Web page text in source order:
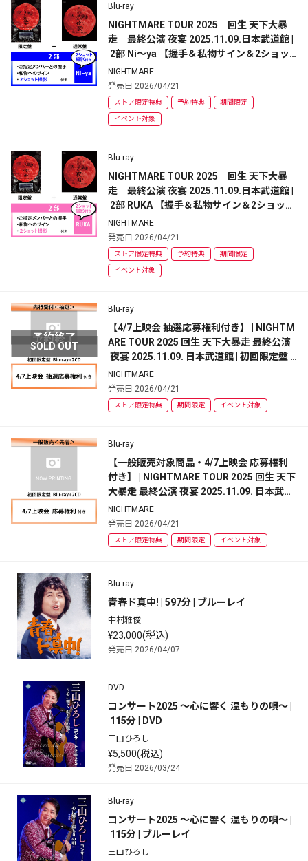
Blu-ray
NIGHTMARE TOUR 2025　回生 天下大暴
走　最終公演 夜宴 2025.11.09.日本武道館 |
2部 Ni～ya 【握手＆私物サイン＆2ショッ
ト撮影】イベント参加券付 | 初回限定盤+通
常盤
NIGHTMARE
発売日 2026/04/21
ストア限定特典 予約特典 期間限定
イベント対象
Blu-ray
NIGHTMARE TOUR 2025　回生 天下大暴
走　最終公演 夜宴 2025.11.09.日本武道館 |
2部 RUKA 【握手＆私物サイン＆2ショット
撮影】イベント参加券付 | 初回限定盤+通常
盤
NIGHTMARE
発売日 2026/04/21
ストア限定特典 予約特典 期間限定
イベント対象
SOLD OUT
Blu-ray
【4/7上映会 抽選応募権利付き】 | NIGHTM
ARE TOUR 2025 回生 天下大暴走 最終公演
夜宴 2025.11.09. 日本武道館 | 初回限定盤 |
ブルーレイ
NIGHTMARE
発売日 2026/04/21
ストア限定特典 期間限定 イベント対象
Blu-ray
【一般販売対象商品・4/7上映会 応募権利
付き】 | NIGHTMARE TOUR 2025 回生 天下
大暴走 最終公演 夜宴 2025.11.09. 日本武道
館 | 初回限定盤 | ブルーレイ
NIGHTMARE
発売日 2026/04/21
ストア限定特典 期間限定 イベント対象
Blu-ray
青春ド真中! | 597分 | ブルーレイ
中村雅俊
¥23,000(税込)
発売日 2026/04/07
DVD
コンサート2025 ～心に響く 温もりの唄～ |
115分 | DVD
三山ひろし
¥5,500(税込)
発売日 2026/03/24
Blu-ray
コンサート2025 ～心に響く 温もりの唄～ |
115分 | ブルーレイ
三山ひろし